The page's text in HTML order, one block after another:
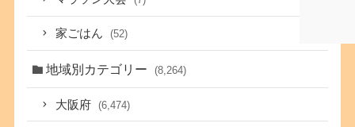
家ごはん (52)
地域別カテゴリー (8,264)
大阪府 (6,474)